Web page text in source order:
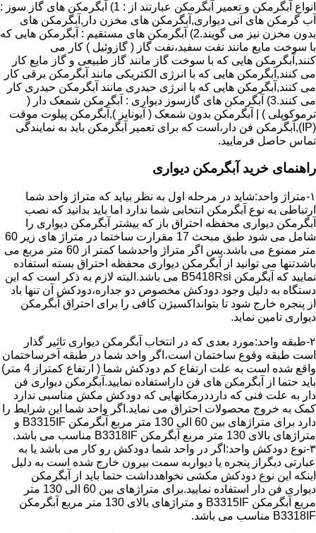
انواع آبگرمکن و تعمیر آبگرمکن عبارتند از : 1) آبگرمکن های گاز سوز :
آب گرمکن های آنی دیواری,آبگرمکن های مخزن دار,آبگرمکن های
بدون مخزن نیز می گویند.2) آبگرمکن های مستقیم : آبگرمکن هایی که
با سوخت مایع مانند نفت سفید،نفت گاز ( گازوئیل ) کار می
کنند,آبگرمکن هایی که با سوخت گاز مانند گاز طبیعی و گاز مایع کار
می کنند,آبگرمکن هایی که با انرژی الکتریکی مانند آبگرمکن برقی کار
می کنند,آبگرمکن هایی که با انرژی حیدری مانند آبگرمکن حیدری کار
می کنند.3) آبگرمکن های گازسوز دیواری : آبگرمکن شمعک دار (
ترموکوپلی ) | آبگرمکن بدون شمعک ( آیونایز ),آبگرمکن پیلوت موقت
(IP),آبگرمکن فن دار،است که برای تعمیر آبگرمکن باید به نمایندگی
تماس حاصل فرمایید.
راهنمای خرید آبگرمکن دیواری
۱-متراژ واحد:شاید در مرحله اول به نظر بیاید که متراژ واحد شما
ارتباطی به نوع آبگرمکن انتخابی شما ندارد اما باید بدانید که نصب
آبگرمکن دیواری محفظه احتراق باز که بیشتر آبگرمکن دیواری را
شامل می شود طبق مبحث 17 مقرارت ساختما در متراژ های زیر 60
متر ممنوع می باشد.پس اگر متراژ واحدشما کمتر از 60 متر مربع می
باشدتنها می توانید از آبگرمکن دیواری محفظه احتراق بسته استفاده
نمایید که آبگرمکن B5418Rsi می باشد.البته لازم به ذکر است که این
دستگاه به دلیل وجود دودکش مخصوص دو جداره،دودکش آن تنها باد
از پنجره خارج شود تا بتوانداکسیژن کافی را برای احتراق آبگرمکن
دیواری تامین نماید.
۲-طبقه واحد:مورد بعدی که در انتخاب آبگرمکن دیواری تاثیر گذار
است طبقه وقوع ساختمان است،اگر واحد شما در طبقه آخرساختمان
واقع شده است به علت ارتفاع کم دودکش شما ( ارتفاع کمتراز 4 متر)
باید حتما از آبگرمکن های فن داراستفاده نمایید.آبگرمکن دیواری فن
دار به علت فنی که دارددرمکانهایی که دودکش مکش مناسبی ندارد
کمک به خروج محصولات احتراق می نماید.اگر واحد شما این شرایط را
دارد برای متراژهای بین 60 الی 130 متر مربع آبگرمکن B3315IF و
متراژهای بالای 130 متر مربع آبگرمکن B3318IF مناسب می باشد.
۳-نوع دودکش واحد:اگر در واحد شما دودکش رو کار می باشد یا به
عبارتی دیگراز پنجره یا دیواربه سمت بیرون خارج شده است به دلیل
اینکه این نوع دودکش مکشی نخواهدداشت حتما باید از آبگرمکن
دیواری فن دار استفاده نمایید.برای متراژهای بین 60 الی 130 متر
مربع آبگرمکن B3315IF و متراژهای بالای 130 متر مربع آبگرمکن
B3318IF مناسب می باشد.